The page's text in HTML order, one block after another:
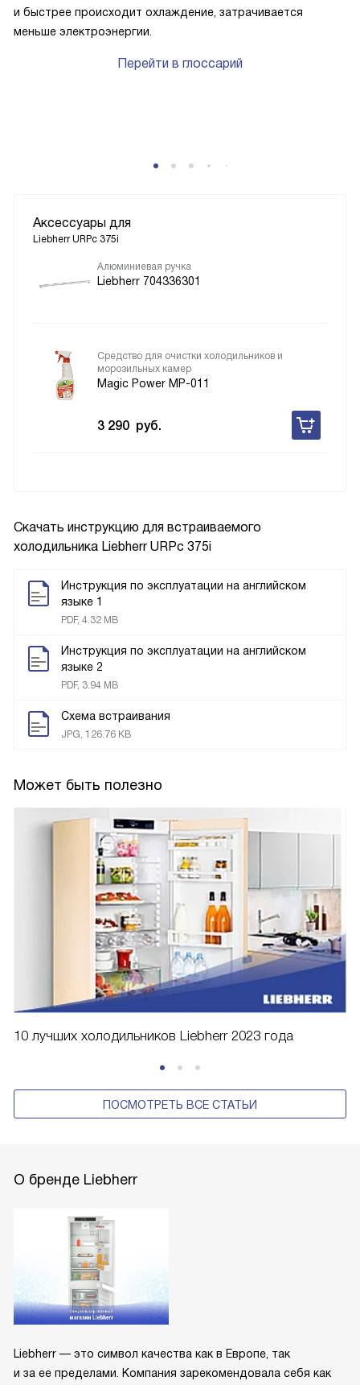
Скачать инструкцию для встраиваемого
холодильника Liebherr URPc 375i
Инструкция по эксплуатации на английском
языке 1
PDF, 4.32 MB
Инструкция по эксплуатации на английском
языке 2
PDF, 3.94 MB
Схема встраивания
JPG, 126.76 KB
Может быть полезно
10 лучших холодильников Liebherr 2023 года
ПОСМОТРЕТЬ ВСЕ СТАТЬИ
и быстрее происходит охлаждение, затрачивается
меньше электроэнергии.
Перейти в глоссарий
Аксессуары для
Liebherr URPc 375i
Алюминиевая ручка
Liebherr 704336301
Средство для очистки холодильников и
морозильных камер
Magic Power MP-011
3 290 руб.
О бренде Liebherr
Liebherr — это символ качества как в Европе, так
и за ее пределами. Компания зарекомендовала себя как